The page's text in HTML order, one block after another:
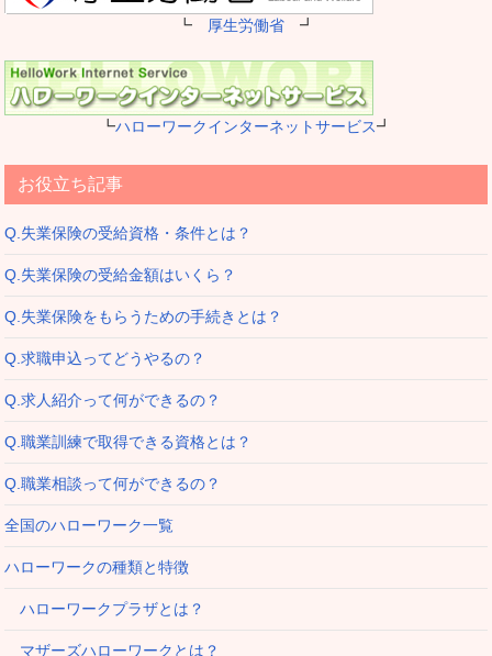
┗ 厚生労働省 ┛
┗ハローワークインターネットサービス┛
お役立ち記事
Q.失業保険の受給資格・条件とは？
Q.失業保険の受給金額はいくら？
Q.失業保険をもらうための手続きとは？
Q.求職申込ってどうやるの？
Q.求人紹介って何ができるの？
Q.職業訓練で取得できる資格とは？
Q.職業相談って何ができるの？
全国のハローワーク一覧
ハローワークの種類と特徴
ハローワークプラザとは？
マザーズハローワークとは？